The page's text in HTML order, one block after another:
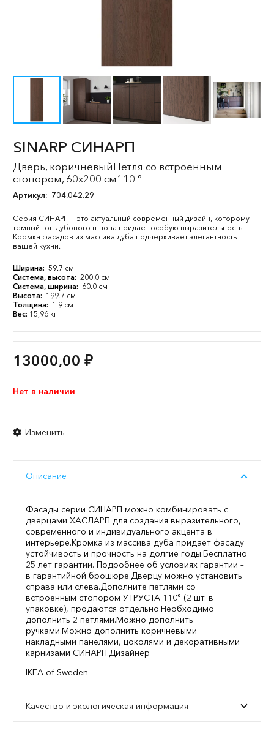
SINARP СИНАРП
Дверь, коричневыйПетля со встроенным
стопором, 60x200 см110 °
Артикул: 704.042.29
Серия СИНАРП — это актуальный современный дизайн, которому
темный тон дубового шпона придает особую выразительность.
Кромка фасадов из массива дуба подчеркивает элегантность
вашей кухни.
Ширина: 59.7 см
Система, высота: 200.0 см
Система, ширина: 60.0 см
Высота: 199.7 см
Толщина: 1.9 см
Вес: 15,96 кг
13000,00 ₽
Нет в наличии
Изменить
Описание
Фасады серии СИНАРП можно комбинировать с
дверцами ХАСЛАРП для создания выразительного,
современного и индивидуального акцента в
интерьере.Кромка из массива дуба придает фасаду
устойчивость и прочность на долгие годы.Бесплатно
25 лет гарантии. Подробнее об условиях гарантии –
в гарантийной брошюре.Дверцу можно установить
справа или слева.Дополните петлями со
встроенным стопором УТРУСТА 110° (2 шт. в
упаковке), продаются отдельно.Необходимо
дополнить 2 петлями.Можно дополнить
ручками.Можно дополнить коричневыми
накладными панелями, цоколями и декоративными
карнизами СИНАРП.Дизайнер
IKEA of Sweden
Качество и экологическая информация